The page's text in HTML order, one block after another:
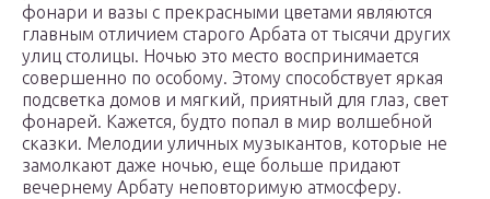
фонари и вазы с прекрасными цветами являются
главным отличием старого Арбата от тысячи других
улиц столицы. Ночью это место воспринимается
совершенно по особому. Этому способствует яркая
подсветка домов и мягкий, приятный для глаз, свет
фонарей. Кажется, будто попал в мир волшебной
сказки. Мелодии уличных музыкантов, которые не
замолкают даже ночью, еще больше придают
вечернему Арбату неповторимую атмосферу.